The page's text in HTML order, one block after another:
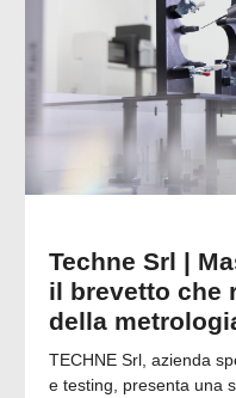
Techne Srl |
il brevetto che
della
TECHNE Srl, azienda
e testing, presenta una